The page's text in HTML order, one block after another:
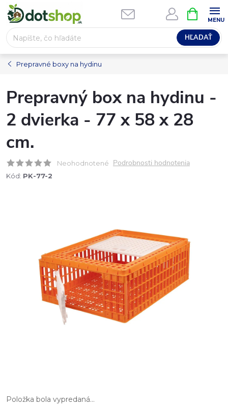
Prejsť
na
obsah
HĽADAŤ
KOŠÍK
Prepravné boxy na hydinu
Prepravný box na hydinu -
2 dvierka - 77 x 58 x 28
cm.
Neohodnotené Podrobnosti hodnotenia
Kód: PK-77-2
Položka bola vypredaná…